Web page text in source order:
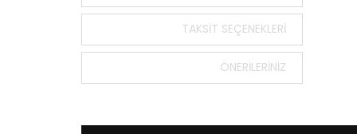
TAKSIT SEÇENEKLERI
ÖNERILERINIZ